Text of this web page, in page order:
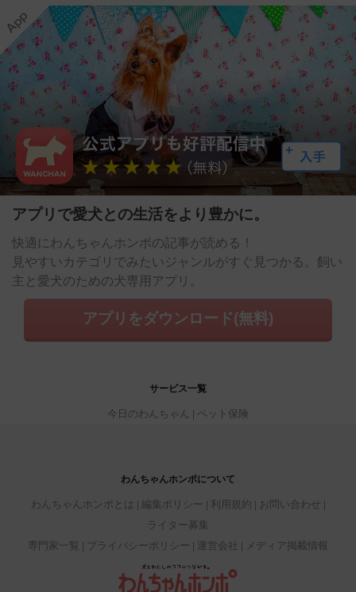
アプリで愛犬との生活をより豊かに。
快適にわんちゃんホンポの記事が読める！
見やすいカテゴリでみたいジャンルがすぐ見つかる。飼い
主と愛犬のための犬専用アプリ。
アプリをダウンロード(無料)
サービス一覧
今日のわんちゃん ペット保険
わんちゃんホンポについて
わんちゃんホンポとは 編集ポリシー 利用規約
お問い合わせ
ライター募集
専門家一覧
プライバシーポリシー 運営会社 メディア掲載情報